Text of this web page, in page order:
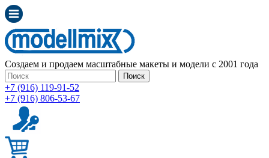
Создаем и продаем масштабные макеты и модели с 2001 года
Поиск
+7 (916) 119-91-52
+7 (916) 806-53-67